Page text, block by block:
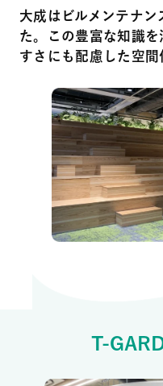
大成はビルメンテナ
た。この豊富な知識
すさにも配慮した空間
T-